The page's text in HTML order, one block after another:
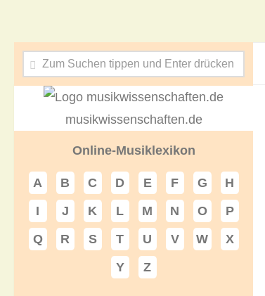
musikwissenschaften.de
Online-Musiklexikon
A B C D E F G
H
I
J K L M N O
P
Q
R S T U V W
X
Y
Z